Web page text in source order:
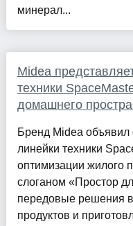
минерал...
Midea
техники
домашнего
Бренд Midea объявил
линейки техники
оптимизации жилого
слоганом «Простор
передовые решения в
продуктов и